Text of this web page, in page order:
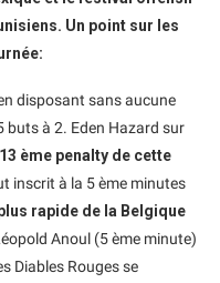
Un point sur les
disposant sans aucune
buts à 2. Eden Hazard sur
13 ème penalty de cette
inscrit à la 5 ème minutes
rapide de la Belgique
Anoul (5 ème minute)
Diables Rouges se